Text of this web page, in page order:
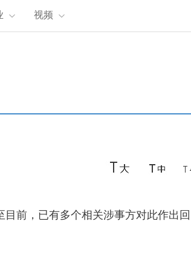
视频
前，已有多个相关涉事方对此作出回